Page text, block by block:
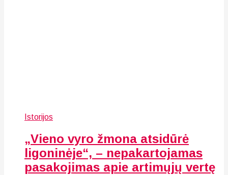
Istorijos
„Vieno vyro žmona atsidūrė
ligoninėje“, – nepakartojamas
pasakojimas apie artimųjų vertę